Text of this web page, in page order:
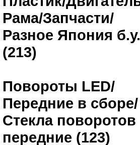
Рама/Запчасти/
Разное Япония б.у.
(213)
Повороты LED/
Передние в сборе/
Стекла поворотов
передние (123)